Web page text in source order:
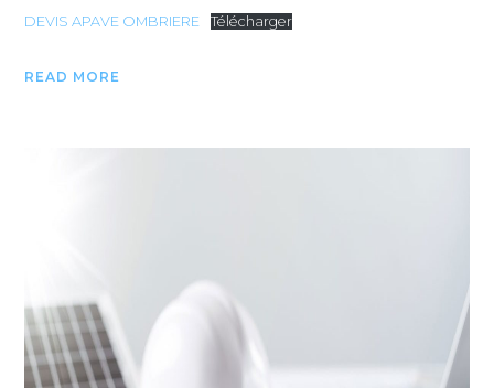
DEVIS APAVE OMBRIERE
Télécharger
READ MORE